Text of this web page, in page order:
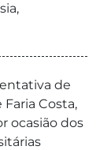
de
Costa,
ocasião dos